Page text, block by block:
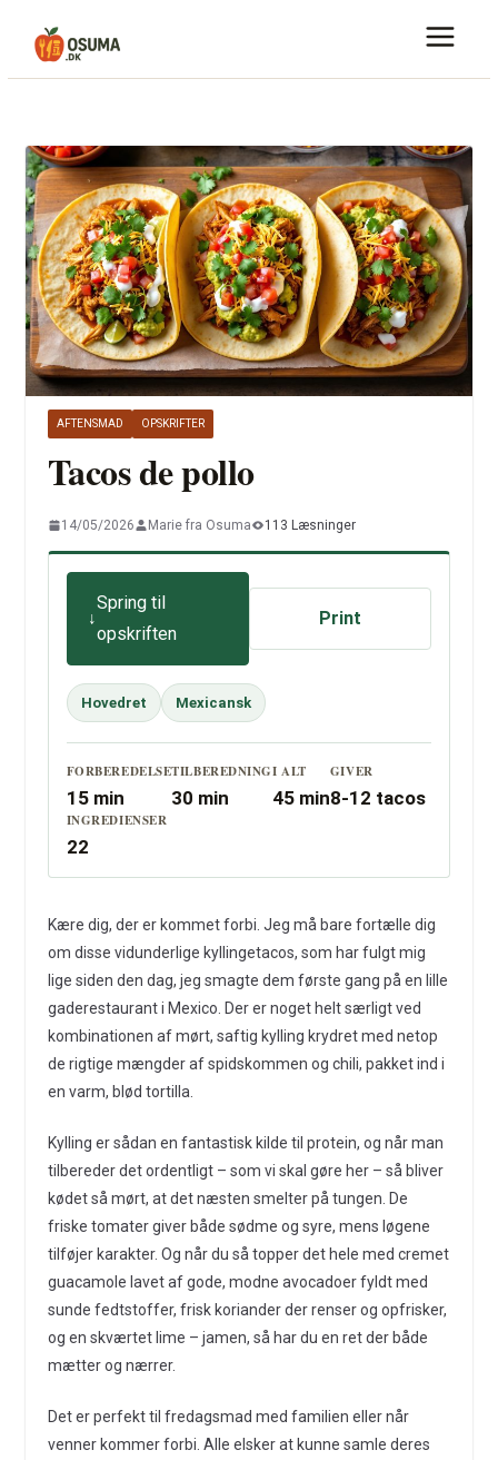
AFTENSMAD OPSKRIFTER
Tacos de pollo
14/05/2026 Marie fra Osuma 113 Læsninger
Spring til
opskriften
Print
Hovedret Mexicansk
FORBEREDELSE
15 min
TILBEREDNING
30 min
I ALT
45 min
GIVER
8-12 tacos
INGREDIENSER
22
Kære dig, der er kommet forbi. Jeg må bare fortælle dig
om disse vidunderlige kyllingetacos, som har fulgt mig
lige siden den dag, jeg smagte dem første gang på en lille
gaderestaurant i Mexico. Der er noget helt særligt ved
kombinationen af mørt, saftig kylling krydret med netop
de rigtige mængder af spidskommen og chili, pakket ind i
en varm, blød tortilla.
Kylling er sådan en fantastisk kilde til protein, og når man
tilbereder det ordentligt – som vi skal gøre her – så bliver
kødet så mørt, at det næsten smelter på tungen. De
friske tomater giver både sødme og syre, mens løgene
tilføjer karakter. Og når du så topper det hele med cremet
guacamole lavet af gode, modne avocadoer fyldt med
sunde fedtstoffer, frisk koriander der renser og opfrisker,
og en skværtet lime – jamen, så har du en ret der både
mætter og nærrer.
Det er perfekt til fredagsmad med familien eller når
venner kommer forbi. Alle elsker at kunne samle deres